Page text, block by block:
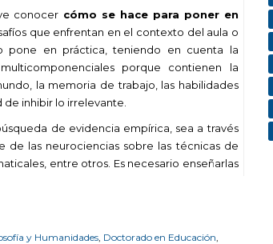
conocer cómo se hace para poner en
que enfrentan en el contexto del aula o
pone en práctica, teniendo en cuenta la
porque contienen la
la memoria de trabajo, las habilidades
inhibir lo irrelevante.
de evidencia empírica, sea a través
las neurociencias sobre las técnicas de
entre otros. Es necesario enseñarlas
y Humanidades Doctorado en Educación